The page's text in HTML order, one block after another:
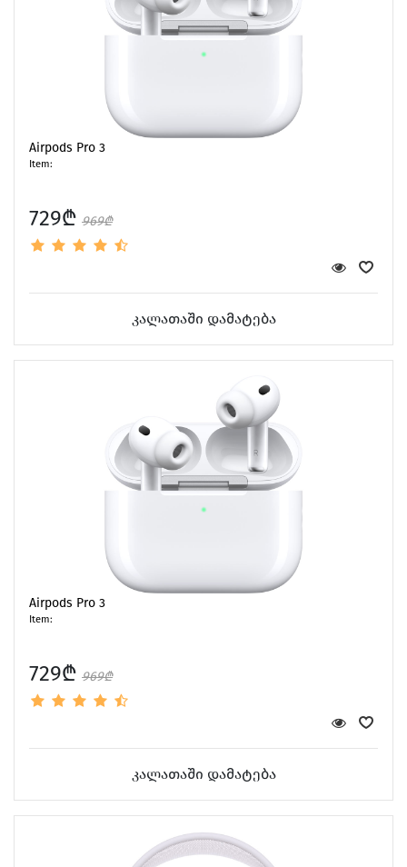
Airpods Pro 3
Item:
729₾ 969₾
კალათაში დამატება
Airpods Pro 3
Item:
729₾ 969₾
კალათაში დამატება